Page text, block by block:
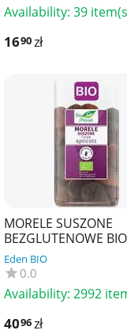
Availability: 39
1690zł
MORELE SUSZONE
BEZGLUTENOWE
BIO PLANET
Eden BIO
0.0
Availability: 2992
4096zł